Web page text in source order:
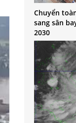
Chuyển
sang sân
2030